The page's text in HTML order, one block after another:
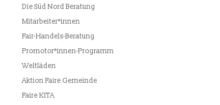
Die Süd Nord Beratung
Mitarbeiter*innen
Fair-Handels-Beratung
Promotor*innen-Programm
Weltläden
Aktion Faire Gemeinde
Faire KITA